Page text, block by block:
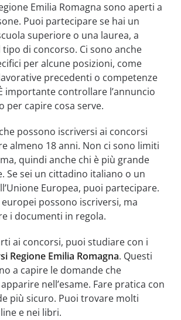
Emilia Romagna sono aperti a
Puoi partecipare se hai un
superiore o una laurea, a
tipo di concorso. Ci sono anche
per alcune posizioni, come
precedenti o competenze
importante controllare l’annuncio
per capire cosa serve.
possono iscriversi ai concorsi
almeno 18 anni. Non ci sono limiti
quindi anche chi è più grande
Se sei un cittadino italiano o un
Europea, puoi partecipare.
possono iscriversi, ma
i documenti in regola.
ai concorsi, puoi studiare con i
Regione Emilia Romagna. Questi
a capire le domande che
nell’esame. Fare pratica con
più sicuro. Puoi trovare molti
e nei libri.